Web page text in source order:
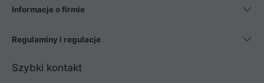
Informacje o firmie
Regulaminy i regulacje
Szybki kontakt